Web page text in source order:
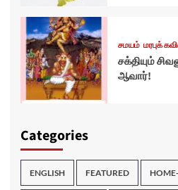
சமயம் மரபுக்
சக்தியும்
ஆவார்!
Categories
ENGLISH FEATURED